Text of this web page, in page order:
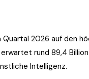
2026 auf den
rund 89,4
Intelligenz.